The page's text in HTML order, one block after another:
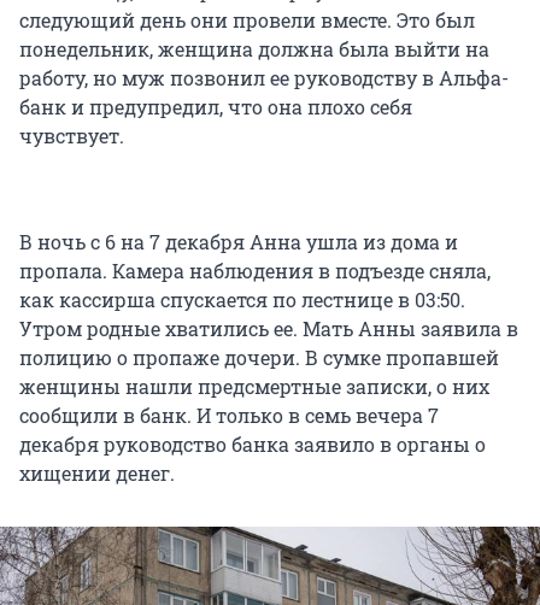
следующий день они провели вместе. Это был
понедельник, женщина должна была выйти на
работу, но муж позвонил ее руководству в Альфа-
банк и предупредил, что она плохо себя
чувствует.
В ночь с 6 на 7 декабря Анна ушла из дома и
пропала. Камера наблюдения в подъезде сняла,
как кассирша спускается по лестнице в 03:50.
Утром родные хватились ее. Мать Анны заявила в
полицию о пропаже дочери. В сумке пропавшей
женщины нашли предсмертные записки, о них
сообщили в банк. И только в семь вечера 7
декабря руководство банка заявило в органы о
хищении денег.